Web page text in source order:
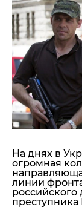
"ДНР"
"ЛНР"
Оккупация
Новости Крыма
Донбасс
Армия Украины
Пресс-релизы
Пресс-релизы
На днях в
огромная
линии
российского
преступника